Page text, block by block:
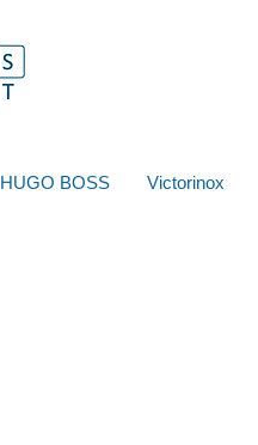
HUGO BOSS Victorinox